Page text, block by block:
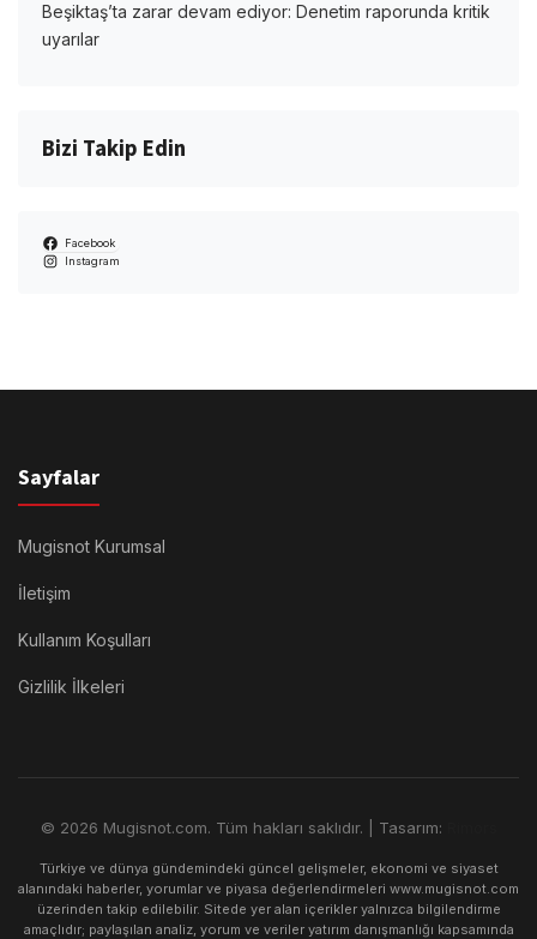
Beşiktaş’ta zarar devam ediyor: Denetim raporunda kritik
uyarılar
Bizi Takip Edin
Facebook
Instagram
Sayfalar
Mugisnot Kurumsal
İletişim
Kullanım Koşulları
Gizlilik İlkeleri
© 2026 Mugisnot.com. Tüm hakları saklıdır. | Tasarım:
Türkiye ve dünya gündemindeki güncel gelişmeler, ekonomi ve siyaset
alanındaki haberler, yorumlar ve piyasa değerlendirmeleri www.mugisnot.com
üzerinden takip edilebilir. Sitede yer alan içerikler yalnızca bilgilendirme
amaçlıdır; paylaşılan analiz, yorum ve veriler yatırım danışmanlığı kapsamında